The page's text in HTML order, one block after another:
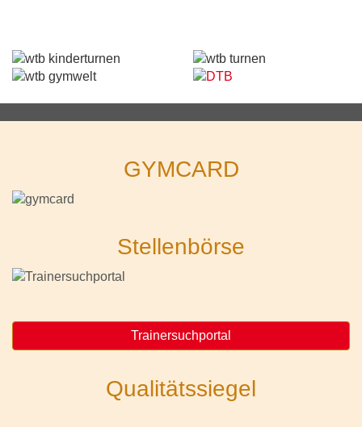
GYMCARD
Stellenbörse
Trainersuchportal
Qualitätssiegel